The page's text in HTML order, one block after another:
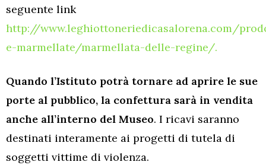
seguente link
http://www.leghiottoneriedicasalorena.com/
e-marmellate/marmellata-delle-regine/.
Quando l’Istituto potrà tornare ad aprire le sue
porte al pubblico, la confettura sarà in vendita
anche all’interno del Museo. I ricavi saranno
destinati interamente ai progetti di tutela di
soggetti vittime di violenza.